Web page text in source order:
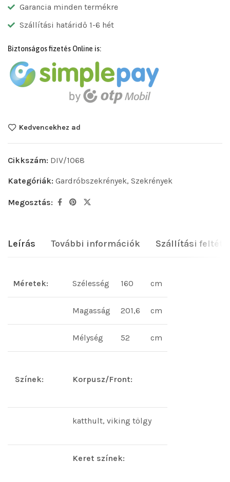
Garancia minden termékre
Szállítási határidő 1-6 hét
Biztonságos fizetés Online is:
Kedvencekhez ad
Cikkszám: DIV/1068
Kategóriák: Gardróbszekrények, Szekrények
Megosztás:
Leírás További információk Szállítási
Méretek: Szélesség 160 cm
Magasság 201,6 cm
Mélység 52 cm
Színek: Korpusz/Front:
katthult, viking tölgy
Keret színek: